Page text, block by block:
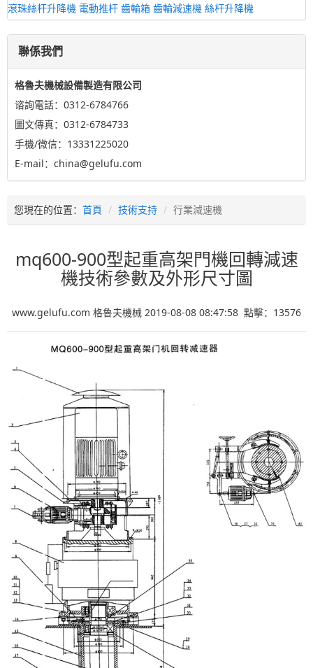
滾珠絲杆升降機 電動推杆 齒輪箱 齒輪減速機 絲杆升降機
聯係我們
格魯夫機械設備製造有限公司
谘詢電話：0312-6784766
圖文傳真：0312-6784733
手機/微信：13331225020
E-mail：china@gelufu.com
您現在的位置： 首頁 技術支持 行業減速機
mq600-900型起重高架門機回轉減速
機技術參數及外形尺寸圖
www.gelufu.com 格魯夫機械 2019-08-08 08:47:58 點擊： 13576